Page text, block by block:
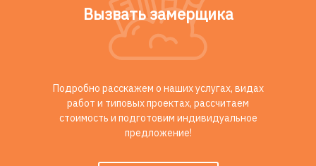
Вызвать замерщика
Подробно расскажем о наших услугах, видах
работ и типовых проектах, рассчитаем
стоимость и подготовим индивидуальное
предложение!